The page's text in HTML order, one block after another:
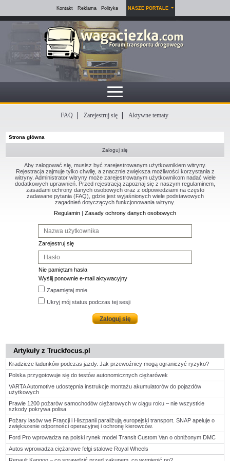
Kontakt Reklama Polityka NASZE PORTALE
FAQ Zarejestruj się Aktywne tematy
Strona główna
Zaloguj się
Aby zalogować się, musisz być zarejestrowanym użytkownikiem witryny.
Rejestracja zajmuje tylko chwilę, a znacznie zwiększa możliwości korzystania z
witryny. Administrator witryny może zarejestrowanym użytkownikom nadać wiele
dodatkowych uprawnień. Przed rejestracją zapoznaj się z naszym regulaminem,
zasadami ochrony danych osobowych oraz z odpowiedziami na często
zadawane pytania (FAQ), gdzie jest wyjaśnionych wiele podstawowych
zagadnień dotyczących funkcjonowania witryny.
Regulamin | Zasady ochrony danych osobowych
Zarejestruj się
Nie pamiętam hasła
Wyślij ponownie e-mail aktywacyjny
Zapamiętaj mnie
Ukryj mój status podczas tej sesji